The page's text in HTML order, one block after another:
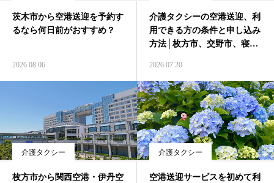
茨木市から空港送迎を予約す
るなら何日前がおすすめ？
2026.08.06
介護タクシーの空港送迎、利
用できる方の条件と申し込み
方法│枚方市、交野市、寝屋
2026.07.20
介護タクシー
枚方市から関西空港・伊丹空
介護タクシー
空港送迎サービスを初めて利
各関係機関の方へ
たすきについて